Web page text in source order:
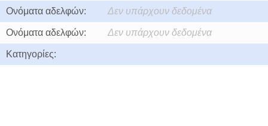
Ονόματα αδελφών: Δεν υπάρχουν δεδομένα
Ονόματα αδελφών: Δεν υπάρχουν δεδομένα
Κατηγορίες: